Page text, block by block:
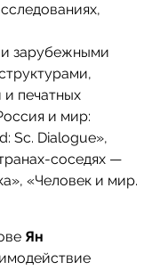
зарубежными
печатных
и мир:
Sc. Dialogue»,
соседях —
«Человек и мир.
Ян